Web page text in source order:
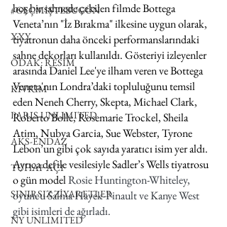
#GEÇMİŞTEBUGÜN
XXY
ODAK: RESİM
KIVRIM
PARIS UNLIMITED
AKS-ENDAZ
TUHAF AÇI
SINIRSIZ ZİYARETLER
NY UNLIMITED
boş bir sahnede çekilen filmde Bottega
Veneta’nın "İz Bırakma" ilkesine uygun olarak,
tiyatronun daha önceki performanslarındaki
sahne dekorları kullanıldı. Gösteriyi izleyenler
arasında Daniel Lee'ye ilham veren ve Bottega
Veneta'nın Londra’daki topluluğunu temsil
eden Neneh Cherry, Skepta, Michael Clark,
Roberto Bolle, Rosemarie Trockel, Sheila
Atim, Nubya Garcia, Sue Webster, Tyrone
Lebon’un gibi çok sayıda yaratıcı isim yer aldı.
Ayrıca defile vesilesiyle Sadler’s Wells tiyatrosu
o gün model Rosie Huntington-Whiteley,
oyuncu Salma Hayek-Pinault ve Kanye West
gibi isimleri de ağırladı.